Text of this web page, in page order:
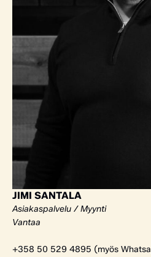
JIMI SANTALA
Asiakaspalvelu / Myynti
Vantaa
+358 50 529 4895 (myös